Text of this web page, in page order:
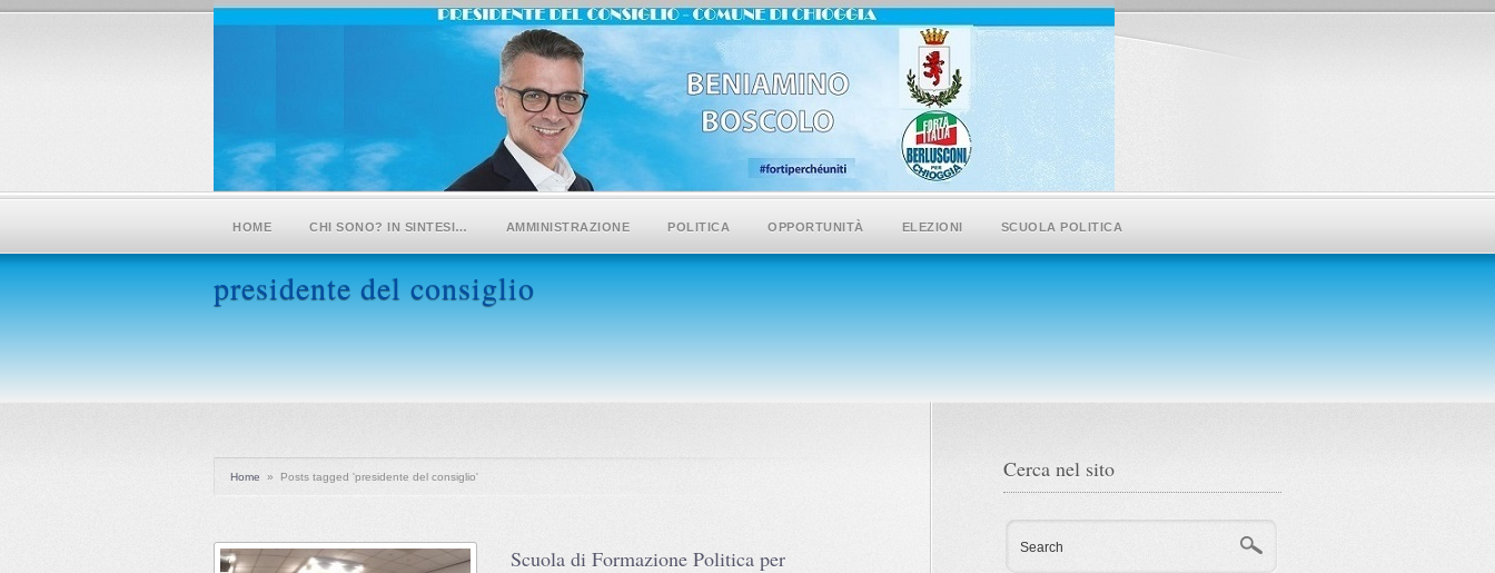
HOME CHI SONO? IN SINTESI… AMMINISTRAZIONE POLITICA OPPORTUNITÀ ELEZIONI SCUOLA POLITICA
presidente del consiglio
Home » Posts tagged 'presidente del consiglio'
Scuola di Formazione Politica per
Cerca nel sito
Search